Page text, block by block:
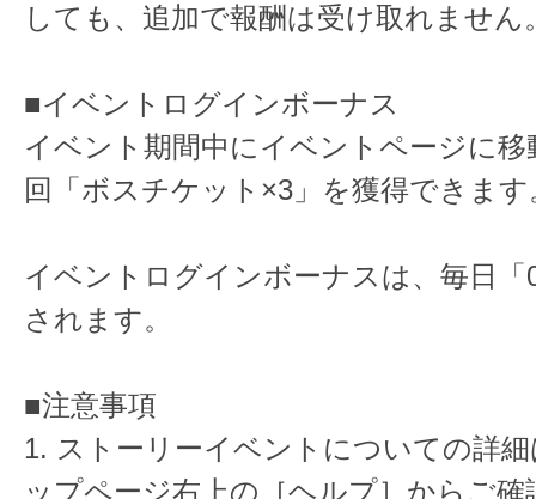
しても、追加で報酬は受け取れません
■イベントログインボーナス
イベント期間中にイベントページに移
回「ボスチケット×3」を獲得できます
イベントログインボーナスは、毎日「
されます。
■注意事項
1. ストーリーイベントについての詳
ップページ右上の［ヘルプ］からご